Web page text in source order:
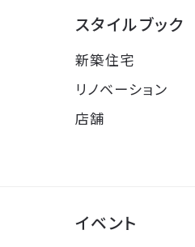
スタイルブック
新築住宅
リノベーション
店舗
イベント